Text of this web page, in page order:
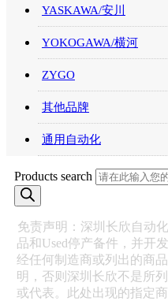
YASKAWA/安川
YOKOGAWA/横河
ZYGO
其他品牌
通用自动化
Products search
免责声明：深圳长欣自动
品和Used停产备件，并开
经任何制造商或列出的商
明，否则深圳长欣不是所
或代表。此处出现的指定